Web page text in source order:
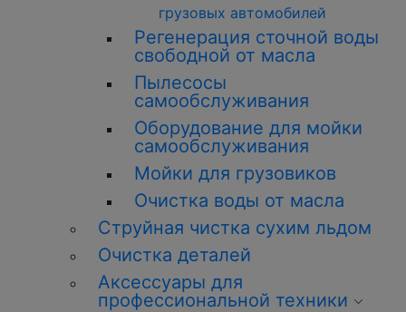
грузовых автомобилей
Регенерация сточной воды
свободной от масла
Пылесосы
самообслуживания
Оборудование для мойки
самообслуживания
Мойки для грузовиков
Очистка воды от масла
Струйная чистка сухим льдом
Очистка деталей
Аксессуары для
профессиональной техники